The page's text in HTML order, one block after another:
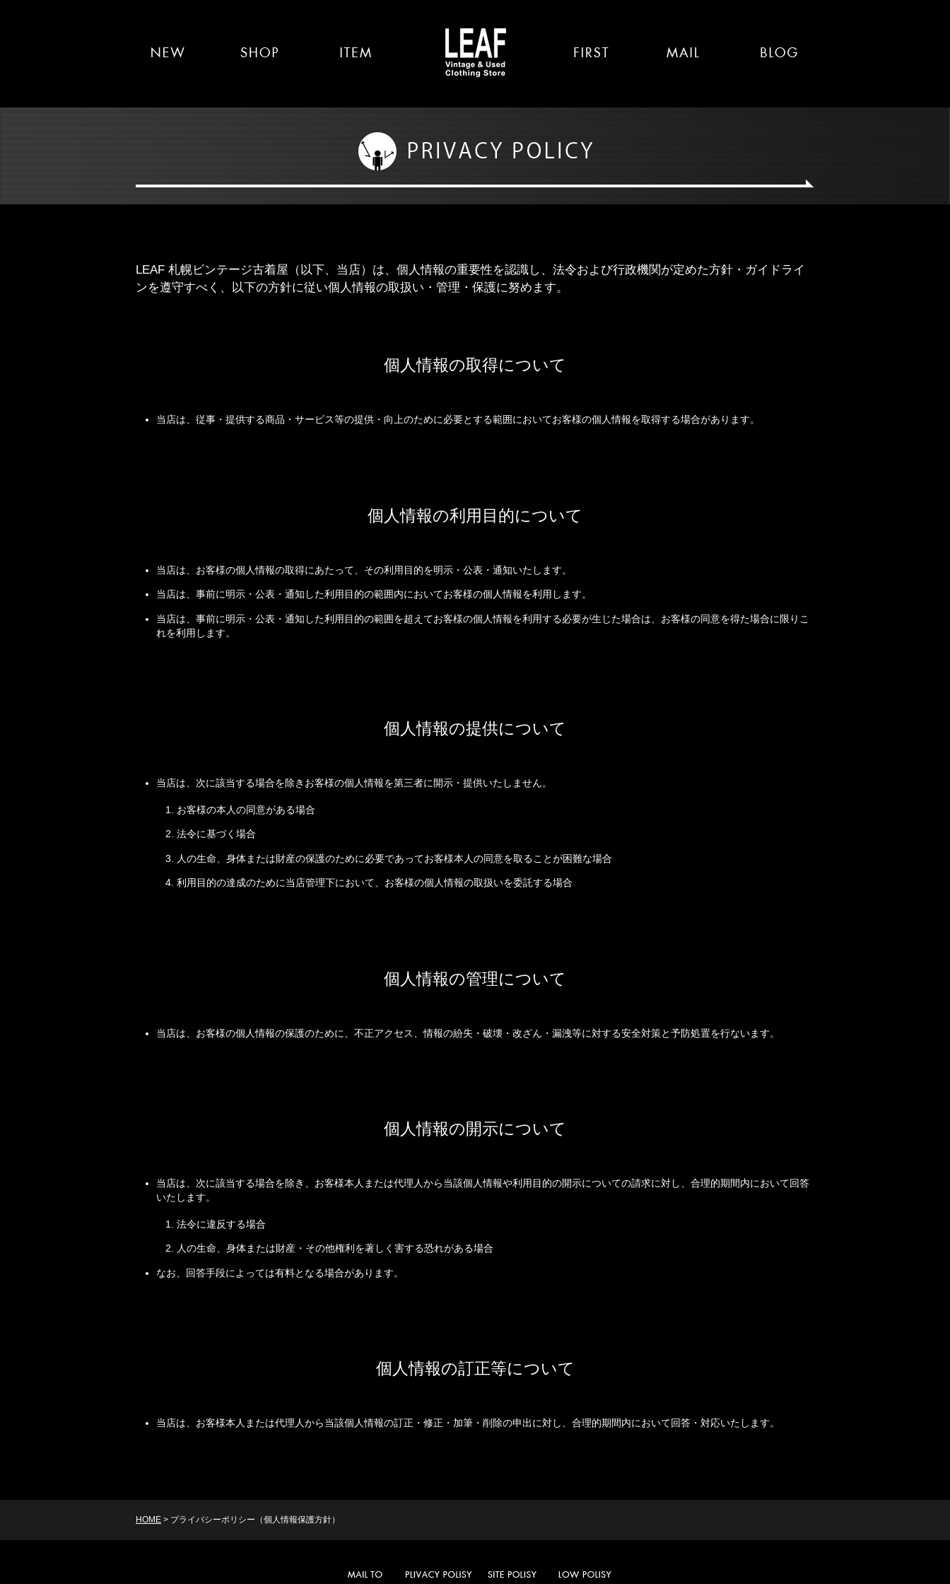
LEAF 札幌ビンテージ古着屋（以下、当店）は、個人情報の重要性を認識し、法令および行政機関が定めた方針・ガイドライ
ンを遵守すべく、以下の方針に従い個人情報の取扱い・管理・保護に努めます。
個人情報の取得について
当店は、従事・提供する商品・サービス等の提供・向上のために必要とする範囲においてお客様の個人情報を取得する場合があります。
個人情報の利用目的について
当店は、お客様の個人情報の取得にあたって、その利用目的を明示・公表・通知いたします。
当店は、事前に明示・公表・通知した利用目的の範囲内においてお客様の個人情報を利用します。
当店は、事前に明示・公表・通知した利用目的の範囲を超えてお客様の個人情報を利用する必要が生じた場合は、お客様の同意を得た場合に限りこ
れを利用します。
個人情報の提供について
当店は、次に該当する場合を除きお客様の個人情報を第三者に開示・提供いたしません。
お客様の本人の同意がある場合
法令に基づく場合
人の生命、身体または財産の保護のために必要であってお客様本人の同意を取ることが困難な場合
利用目的の達成のために当店管理下において、お客様の個人情報の取扱いを委託する場合
個人情報の管理について
当店は、お客様の個人情報の保護のために、不正アクセス、情報の紛失・破壊・改ざん・漏洩等に対する安全対策と予防処置を行ないます。
個人情報の開示について
当店は、次に該当する場合を除き、お客様本人または代理人から当該個人情報や利用目的の開示についての請求に対し、合理的期間内において回答
いたします。
法令に違反する場合
人の生命、身体または財産・その他権利を著しく害する恐れがある場合
なお、回答手段によっては有料となる場合があります。
個人情報の訂正等について
当店は、お客様本人または代理人から当該個人情報の訂正・修正・加筆・削除の申出に対し、合理的期間内において回答・対応いたします。
HOME > プライバシーポリシー（個人情報保護方針）